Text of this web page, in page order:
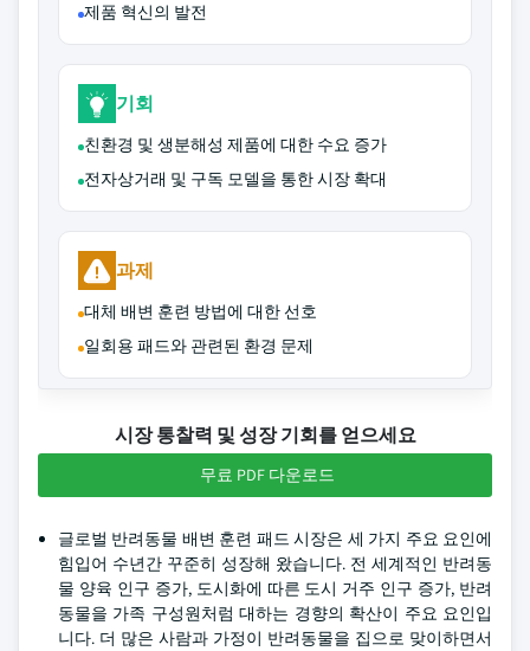
제품 혁신의 발전
기회
친환경 및 생분해성 제품에 대한 수요 증가
전자상거래 및 구독 모델을 통한 시장 확대
과제
대체 배변 훈련 방법에 대한 선호
일회용 패드와 관련된 환경 문제
시장 통찰력 및 성장 기회를 얻으세요
무료 PDF 다운로드
글로벌 반려동물 배변 훈련 패드 시장은 세 가지 주요 요인에
힘입어 수년간 꾸준히 성장해 왔습니다. 전 세계적인 반려동
물 양육 인구 증가, 도시화에 따른 도시 거주 인구 증가, 반려
동물을 가족 구성원처럼 대하는 경향의 확산이 주요 요인입
니다. 더 많은 사람과 가정이 반려동물을 집으로 맞이하면서